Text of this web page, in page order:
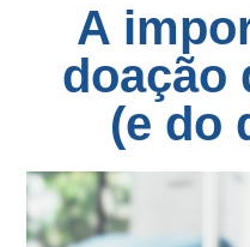
A
doação
(e do